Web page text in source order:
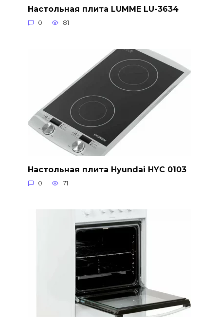
Настольная плита LUMME LU-3634
0 81
Настольная плита Hyundai HYC 0103
0 71